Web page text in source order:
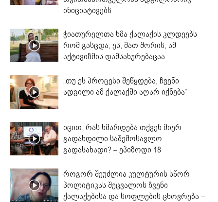
ინიციატივებს
ჭიათურელთა ხმა ქალაქის კლდეებს
რომ გასცდა, ეს, მათ შორის, ამ
აქტივიზმის დამსახურებაცაა
„თუ ეს პროცესი შეწყდება, ჩვენი
ადგილი ამ ქალაქში აღარ იქნება“
იცით, რას ხმარდება თქვენ მიერ
გადახდილი საშემოსავლო
გადასახადი? – ეპიზოდი 18
როგორ შეუძლია კულტურის სწორ
პოლიტიკას შეცვალოს ჩვენი
ქალაქებისა და სოფლების ცხოვრება –